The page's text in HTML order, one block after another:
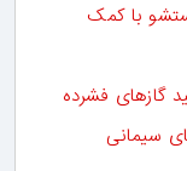
با کمک
سیمانی